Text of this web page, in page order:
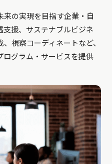
来の実現を目指す企業・自
支援、サステナブルビジネ
視察コーディネートなど、
ログラム・サービスを提供